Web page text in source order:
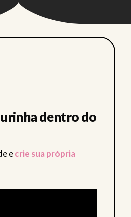
dentro do
ecrie sua própria